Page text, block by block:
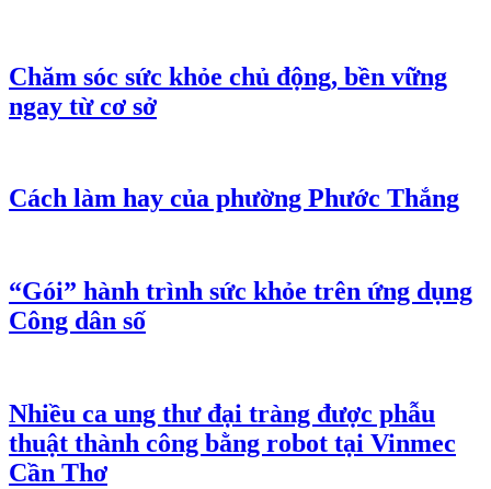
Chăm sóc sức khỏe chủ động, bền vững
ngay từ cơ sở
Cách làm hay của phường Phước Thắng
“Gói” hành trình sức khỏe trên ứng dụng
Công dân số
Nhiều ca ung thư đại tràng được phẫu
thuật thành công bằng robot tại Vinmec
Cần Thơ